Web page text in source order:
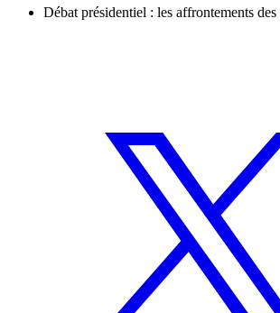
Débat présidentiel : les affrontements